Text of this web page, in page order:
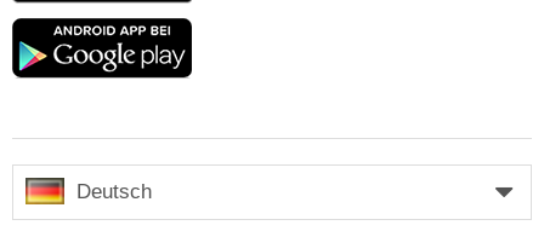
Google
Deutsch